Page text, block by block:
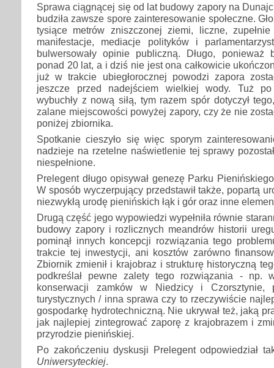
Sprawa ciągnącej się od lat budowy zapory na
budziła zawsze spore zainteresowanie społeczne.
tysiące metrów zniszczonej ziemi, liczne, zupełnie
manifestacje, mediacje polityków i
bulwersowały opinie publiczną. Długo, ponieważ
ponad 20 lat, a i dziś nie jest ona całkowicie
już w trakcie ubiegłorocznej powodzi zapora
jeszcze przed nadejściem wielkiej wody. Tuż
wybuchły z nową siłą, tym razem spór dotyczył
zalane miejscowości powyżej zapory, czy że nie
poniżej zbiornika.
Spotkanie cieszyło się więc sporym
nadzieje na rzetelne naświetlenie tej sprawy
niespełnione.
Prelegent długo opisywał genezę Parku
W sposób wyczerpujący przedstawił także, popartą
niezwykłą urodę pienińskich łąk i gór oraz inne
Drugą część jego wypowiedzi wypełniła równie
budowy zapory i rozlicznych meandrów historii
pominął innych koncepcji rozwiązania tego
trakcie tej inwestycji, ani kosztów zarówno
Zbiornik zmienił i krajobraz i strukturę historyczną
podkreślał pewne zalety tego rozwiązania - np.
konserwacji zamków w Niedzicy i Czorsztynie,
turystycznych / inna sprawa czy to rzeczywiście
gospodarkę hydrotechniczną. Nie ukrywał też, jaką
jak najlepiej zintegrować zaporę z krajobrazem i
przyrodzie pienińskiej.
Po zakończeniu dyskusji Prelegent odpowiedział
Uniwersyteckiej.